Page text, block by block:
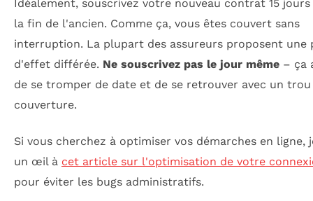
Idéalement, souscrivez votre nouveau contrat 15
la fin de l'ancien. Comme ça, vous êtes couvert sans
interruption. La plupart des assureurs proposent une
d'effet différée. Ne souscrivez pas le jour même – ça
de se tromper de date et de se retrouver avec un trou
couverture.
Si vous cherchez à optimiser vos démarches en ligne,
un œil à cet article sur l'optimisation de votre
pour éviter les bugs administratifs.